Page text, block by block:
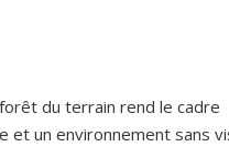
du terrain rend le cadre
et un environnement sans